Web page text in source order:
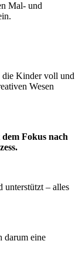
Mal- und
die Kinder voll und
Wesen
Fokus nach
unterstützt – alles
darum eine